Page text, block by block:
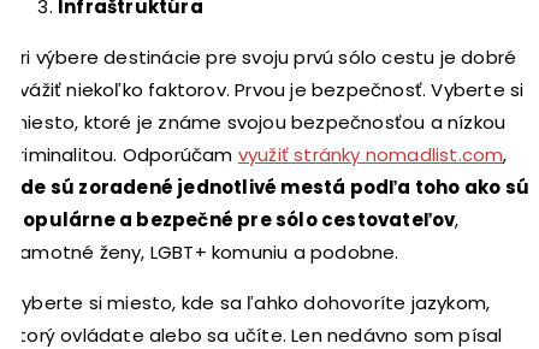
Infraštruktúra
Pri výbere destinácie pre svoju prvú sólo cestu je dobré
zvážiť niekoľko faktorov. Prvou je bezpečnosť. Vyberte si
miesto, ktoré je známe svojou bezpečnosťou a nízkou
kriminalitou. Odporúčam využiť stránky nomadlist.com,
kde sú zoradené jednotlivé mestá podľa toho ako sú
populárne a bezpečné pre sólo cestovateľov,
samotné ženy, LGBT+ komuniu a podobne.
Vyberte si miesto, kde sa ľahko dohovoríte jazykom,
ktorý ovládate alebo sa učíte. Len nedávno som písal